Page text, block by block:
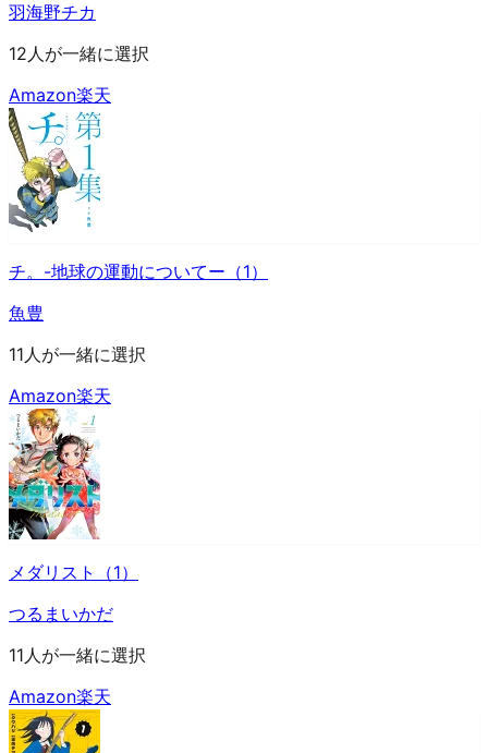
羽海野チカ
12人が一緒に選択
Amazon楽天
チ。-地球の運動についてー（1）
魚豊
11人が一緒に選択
Amazon楽天
メダリスト（1）
つるまいかだ
11人が一緒に選択
Amazon楽天